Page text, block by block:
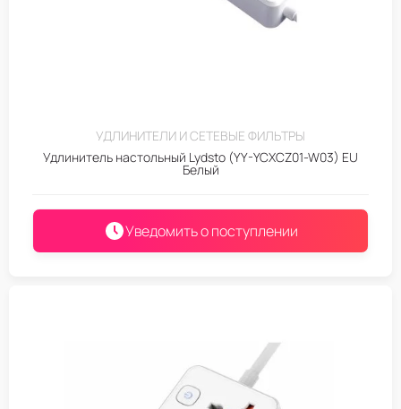
УДЛИНИТЕЛИ И СЕТЕВЫЕ ФИЛЬТРЫ
Удлинитель настольный Lydsto (YY-YCXCZ01-W03) EU
Белый
Уведомить о поступлении